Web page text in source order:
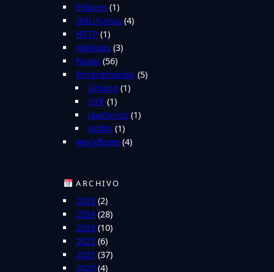
Enlaces (1)
GNU/Linux (4)
HTTP (1)
Makigas (3)
Notas (56)
Programación (5)
Golang (1)
GTK (1)
JavaScript (1)
Kotlin (1)
Workflows (4)
ARCHIVO
2025 (2)
2024 (28)
2023 (10)
2022 (6)
2021 (37)
2020 (4)